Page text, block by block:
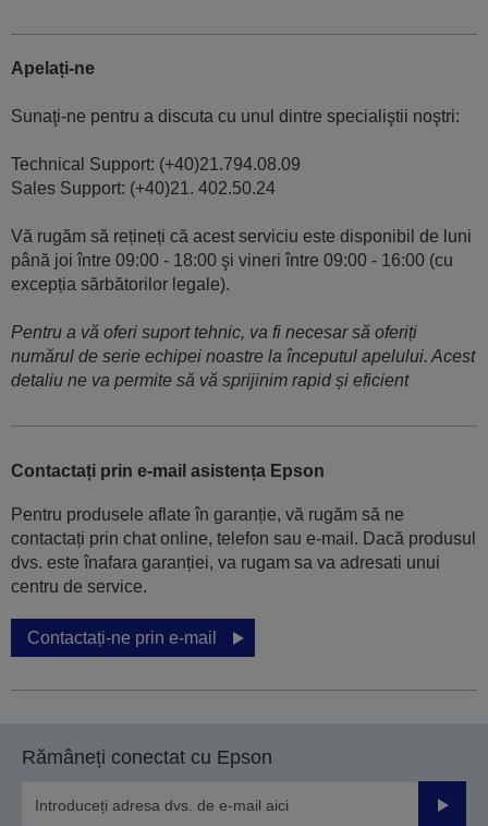
Apelați-ne
Sunaţi-ne pentru a discuta cu unul dintre specialiştii noştri:
Technical Support: (+40)21.794.08.09
Sales Support: (+40)21. 402.50.24
Vă rugăm să rețineți că acest serviciu este disponibil de luni
până joi între 09:00 - 18:00 şi vineri între 09:00 - 16:00 (cu
excepția sărbătorilor legale).
Pentru a vă oferi suport tehnic, va fi necesar să oferiți
numărul de serie echipei noastre la începutul apelului. Acest
detaliu ne va permite să vă sprijinim rapid și eficient
Contactați prin e-mail asistența Epson
Pentru produsele aflate în garanție, vă rugăm să ne
contactați prin chat online, telefon sau e-mail. Dacă produsul
dvs. este înafara garanției, va rugam sa va adresati unui
centru de service.
Contactați-ne prin e-mail
Rămâneți conectat cu Epson